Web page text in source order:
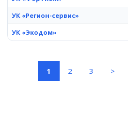
УК «Регион-сервис»
УК «Экодом»
1 (current)
2 3 >